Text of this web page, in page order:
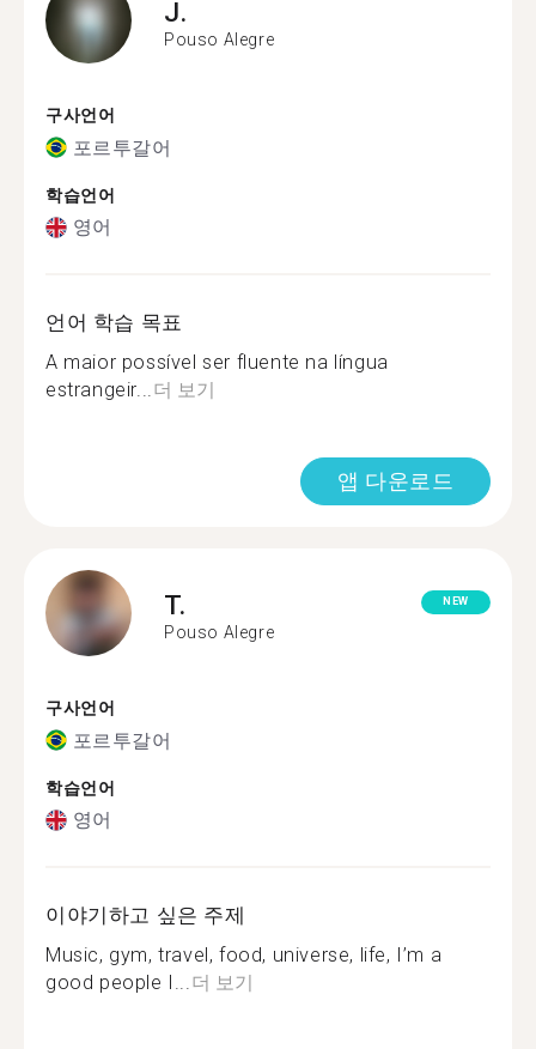
J.
Pouso Alegre
구사언어
포르투갈어
학습언어
영어
언어 학습 목표
A maior possível ser fluente na língua
estrangeir...더 보기
앱 다운로드
T.
Pouso Alegre
NEW
구사언어
포르투갈어
학습언어
영어
이야기하고 싶은 주제
Music, gym, travel, food, universe, life, I’m a
good people I...더 보기